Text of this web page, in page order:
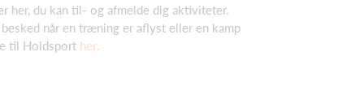
her, du kan til- og afmelde dig aktiviteter.
når en træning er aflyst eller en kamp
til Holdsport her.